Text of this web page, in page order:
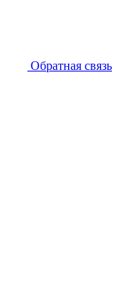
Обратная связь